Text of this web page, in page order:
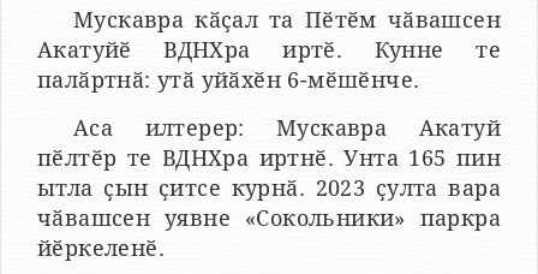
Мускавра кӑҫал та Пӗтӗм чӑвашсен
Акатуйӗ ВДНХра иртӗ. Кунне те
палӑртнӑ: утӑ уйӑхӗн 6-мӗшӗнче.
Аса илтерер: Мускавра Акатуй
пӗлтӗр те ВДНХра иртнӗ. Унта 165 пин
ытла ҫын ҫитсе курнӑ. 2023 ҫулта вара
чӑвашсен уявне «Сокольники» паркра
йӗркеленӗ.